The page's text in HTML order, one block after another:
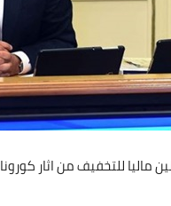
ماليا للتخفيف من اثار كورونا